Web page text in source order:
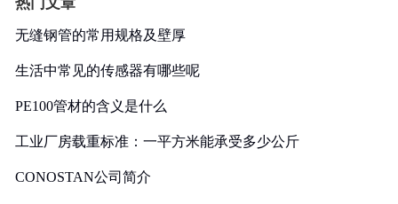
无缝钢管的常用规格及壁厚
生活中常见的传感器有哪些呢
PE100管材的含义是什么
工业厂房载重标准：一平方米能承受多少公斤
CONOSTAN公司简介